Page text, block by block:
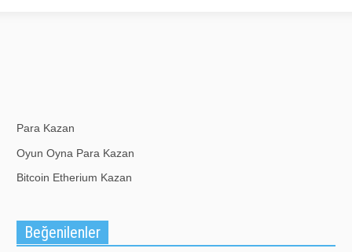
Para Kazan
Oyun Oyna Para Kazan
Bitcoin Etherium Kazan
Beğenilenler